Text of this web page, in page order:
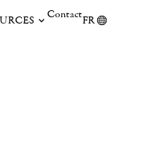
ContactFR